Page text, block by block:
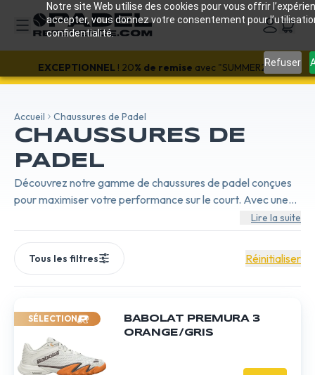
Notre site Web utilise des cookies pour vous offrir
accepter, vous donnez votre consentement pour
confidentialité.
Refuser
EXCEPTIONNEL! 20% de remise avec "SUMMER20"
Accueil Chaussures de Padel
CHAUSSURES DE
PADEL
Découvrez notre gamme de chaussures de padel conçues
pour maximiser votre performance sur le court. Avec une
attention particulière portée à la stabilité, au confort et à la
durabilité, nos chaussures offrent le soutien nécessaire pour
des mouvements rapides et précis. Idéales pour tous les
niveaux de jeu, elles assurent une excellente adhérence sur
toutes les surfaces.
Lire la suite
SÉLECTION
BABOLAT PREMURA 3
ORANGE/GRIS
Tous les filtres Réinitialiser